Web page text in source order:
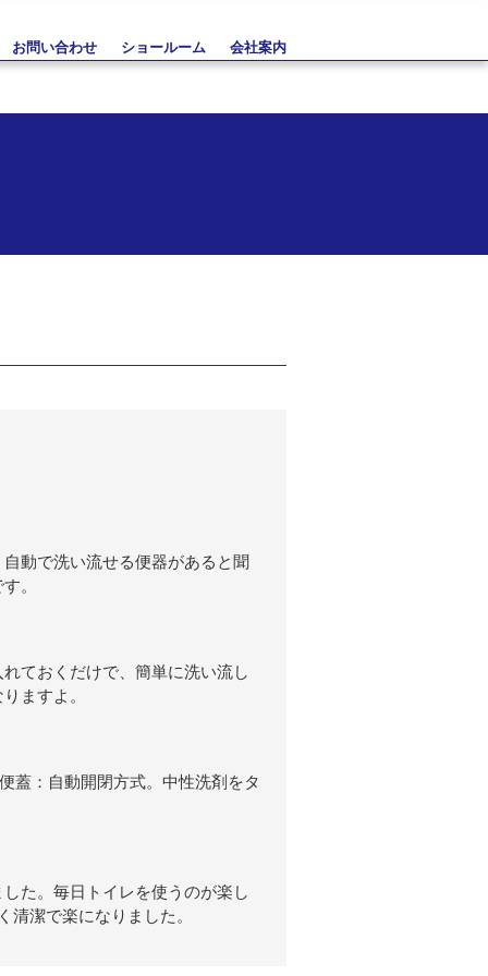
お問い合わせ ショールーム 会社案内
動で洗い流せる便器があると聞
。
ておくだけで、簡単に洗い流し
ますよ。
自動開閉方式。中性洗剤をタ
た。毎日トイレを使うのが楽し
清潔で楽になりました。